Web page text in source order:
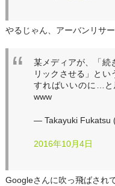
やるじゃん、アーバンリサー
某メディアが、「続
リックさせる」と
すればいいのに…と
www
— Takayuki Fukatsu
2016年10月4日
Googleさんに吹っ飛ばされ